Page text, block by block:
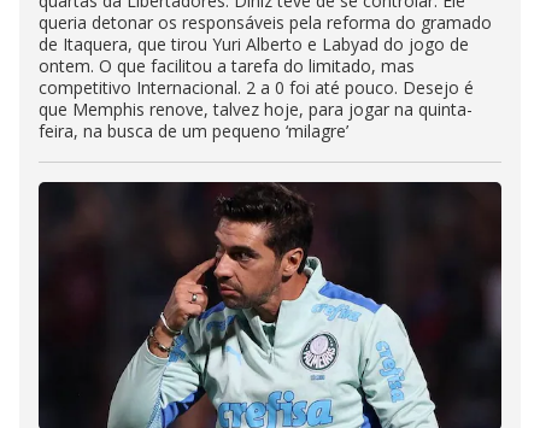
queria detonar os responsáveis pela reforma do gramado
de Itaquera, que tirou Yuri Alberto e Labyad do jogo de
ontem. O que facilitou a tarefa do limitado, mas
competitivo Internacional. 2 a 0 foi até pouco. Desejo é
que Memphis renove, talvez hoje, para jogar na quinta-
feira, na busca de um pequeno ‘milagre’